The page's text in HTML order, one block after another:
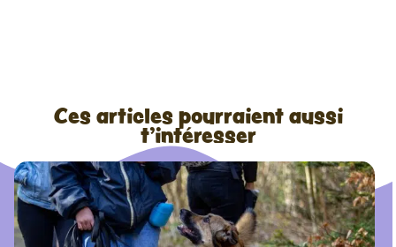
Ces articles pourraient aussi
t'intéresser